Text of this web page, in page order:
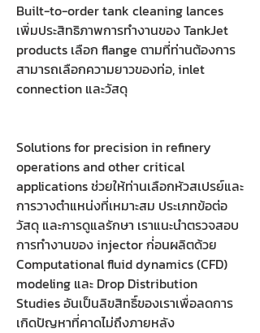
Built-to-order tank cleaning lances
เพิ่มประสิทธิภาพการทำงานของ TankJet
products เลือก flange ตามที่ท่านต้องการ
สามารถเลือกความยาวของท่อ, inlet
connection และวัสดุ
Solutions for precision in refinery
operations and other critical
applications ช่วยให้ท่านเลือกหัวสเปรย์และ
การวางตำแหน่งที่เหมาะสม ประเภทข้อต่อ
วัสดุ และการดูแลรักษา เราแนะนำตรวจสอบ
การทำงานของ injector ก่่อนผลิตด้วย
Computational fluid dynamics (CFD)
modeling และ Drop Distribution
Studies อันเป็นลิขสิทธิ์ของเราเพื่อลดการ
เกิดปัญหาที่คาดไม่ถึงภายหลัง